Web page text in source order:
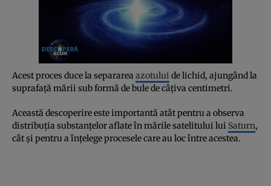
Acest proces duce la separarea azotului de lichid, ajungând la
suprafaţă mării sub formă de bule de câţiva centimetri.
Această descoperire este importantă atât pentru a observa
distribuţia substanţelor aflate în mările satelitului lui Saturn,
cât şi pentru a înţelege procesele care au loc între acestea.